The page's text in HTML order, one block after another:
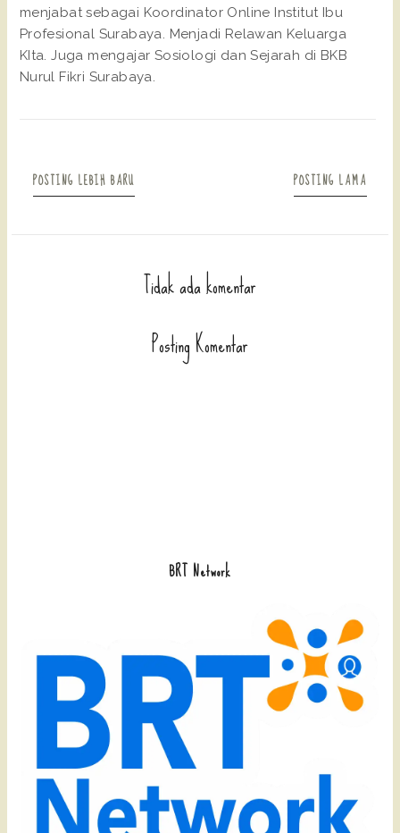
menjabat sebagai Koordinator Online Institut Ibu
Profesional Surabaya. Menjadi Relawan Keluarga
KIta. Juga mengajar Sosiologi dan Sejarah di BKB
Nurul Fikri Surabaya.
POSTING LEBIH BARU POSTING LAMA
Tidak ada komentar
Posting Komentar
BRT Network